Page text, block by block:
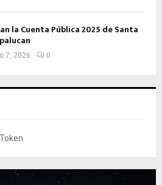
la Cuenta Pública 2025 de Santa
7, 2026 0